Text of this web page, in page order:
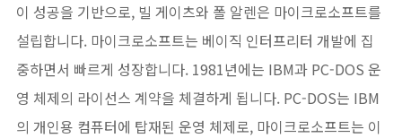
이 성공을 기반으로, 빌 게이츠와 폴 알렌은 마이크로소프트를
설립합니다. 마이크로소프트는 베이직 인터프리터 개발에 집
중하면서 빠르게 성장합니다. 1981년에는 IBM과 PC-DOS 운
영 체제의 라이선스 계약을 체결하게 됩니다. PC-DOS는 IBM
의 개인용 컴퓨터에 탑재된 운영 체제로, 마이크로소프트는 이